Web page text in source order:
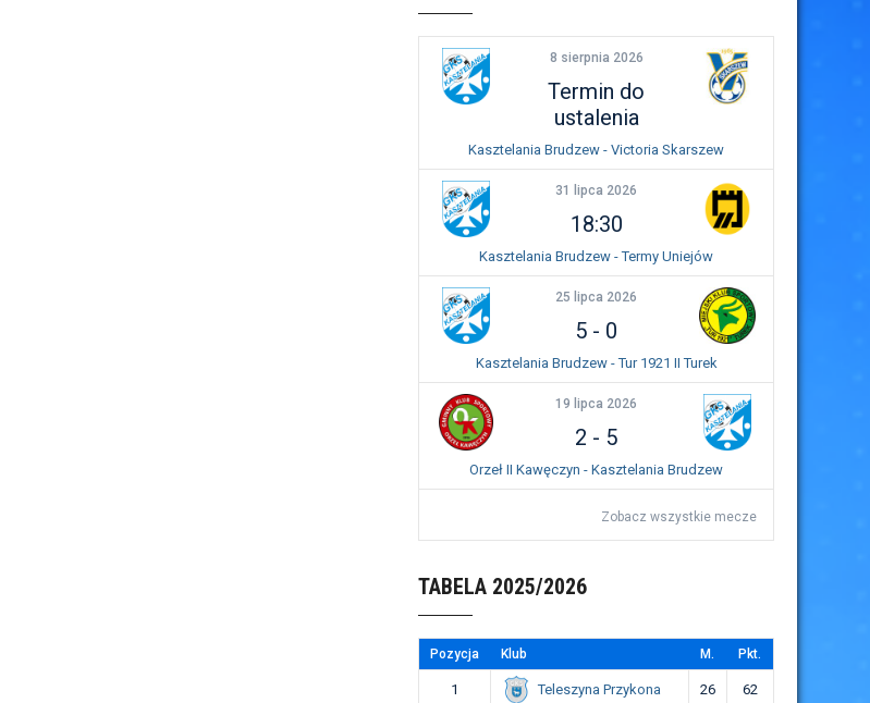
8 sierpnia 2026
Termin do
ustalenia
Kasztelania Brudzew - Victoria Skarszew
31 lipca 2026
18:30
Kasztelania Brudzew - Termy Uniejów
25 lipca 2026
5 - 0
Kasztelania Brudzew - Tur 1921 II Turek
19 lipca 2026
2 - 5
Orzeł II Kawęczyn - Kasztelania Brudzew
Zobacz wszystkie mecze
TABELA 2025/2026
Pozycja Klub M. Pkt.
1 Teleszyna Przykona 26 62